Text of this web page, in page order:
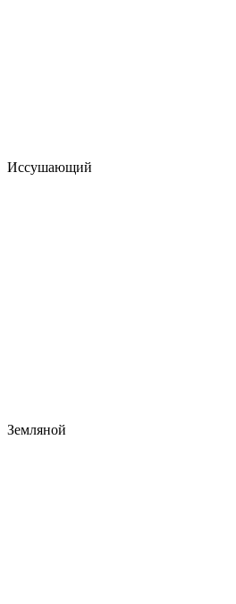
Иссушающий
Земляной